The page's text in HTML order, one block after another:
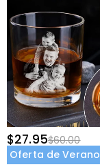
$27.95$60.00
Oferta de Verano